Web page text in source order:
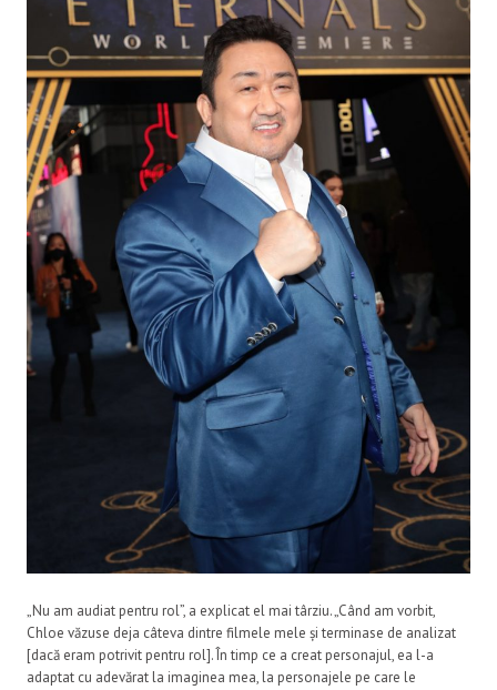
„Nu am audiat pentru rol”, a explicat el mai târziu. „Când am vorbit,
Chloe văzuse deja câteva dintre filmele mele și terminase de analizat
[dacă eram potrivit pentru rol]. În timp ce a creat personajul, ea l-a
adaptat cu adevărat la imaginea mea, la personajele pe care le